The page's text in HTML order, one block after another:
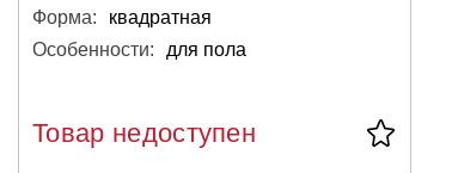
Форма:
квадратная
Особенности:
для пола
Товар недоступен